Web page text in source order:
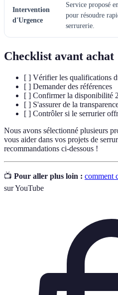
Intervention
d'Urgence
Service proposé
pour résoudre
serrurerie.
Checklist avant achat
[ ] Vérifier les qualifications
[ ] Demander des références
[ ] Confirmer la disponibilité
[ ] S'assurer de la
[ ] Contrôler si le serrurier
Nous avons sélectionné plusieurs
vous aider dans vos projets de
recommandations ci-dessous !
📺 Pour aller plus loin : comment
sur YouTube